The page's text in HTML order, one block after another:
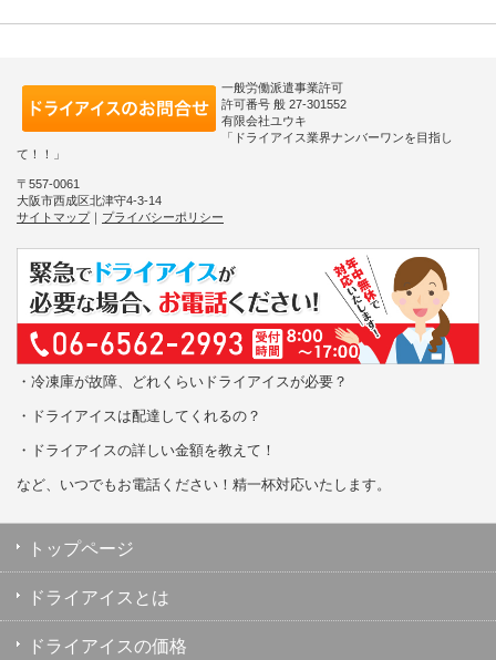
一般労働派遣事業許可
許可番号 般 27-301552
有限会社ユウキ
「ドライアイス業界ナンバーワンを目指し
て！！」
〒557-0061
大阪市西成区北津守4-3-14
サイトマップ｜ プライバシーポリシー
・冷凍庫が故障、どれくらいドライアイスが必要？
・ドライアイスは配達してくれるの？
・ドライアイスの詳しい金額を教えて！
など、いつでもお電話ください！精一杯対応いたします。
トップページ
ドライアイスとは
ドライアイスの価格